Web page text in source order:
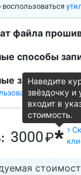
файла
способы
загрузчики:
другие
3000₽*
Наведите
звёздочку и
входит в
стоимость.